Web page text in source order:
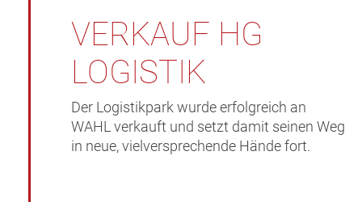
VERKAUF HG
LOGISTIK
Der Logistikpark wurde erfolgreich an
WAHL verkauft und setzt damit seinen Weg
in neue, vielversprechende Hände fort.